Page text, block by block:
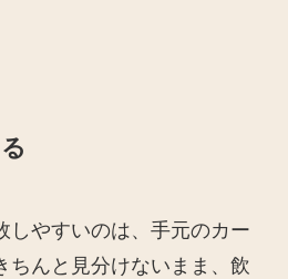
しやすいのは、手元のカー
ちんと見分けないまま、飲